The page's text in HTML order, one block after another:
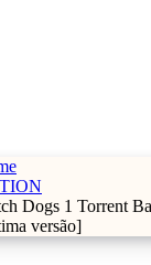
Dogs 1 Torrent
versão]